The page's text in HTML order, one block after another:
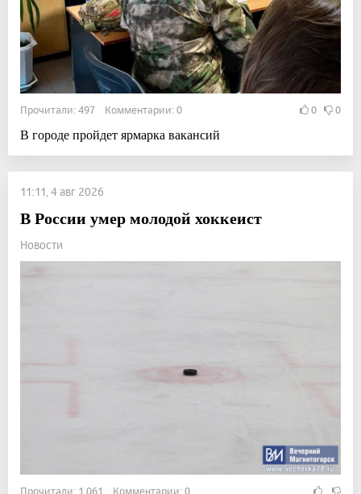
Прочитали: 497 Комментарии: 0 0 0
В городе пройдет ярмарка вакансий
11:11, 4 авг 2026
В России умер молодой хоккеист
Новости
Прочитали: 1 061 Комментарии: 0